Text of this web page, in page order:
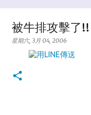
被牛排攻擊了!!
星期六, 3月 04, 2006